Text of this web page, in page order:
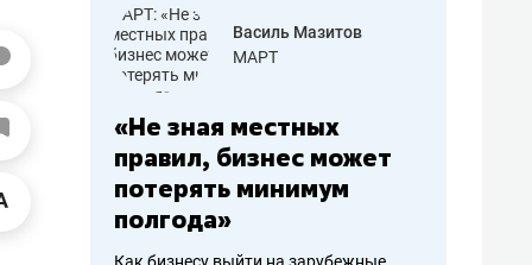
работа
Василь Мазитов
МАРТ
«Не зная местных
правил, бизнес может
потерять минимум
полгода»